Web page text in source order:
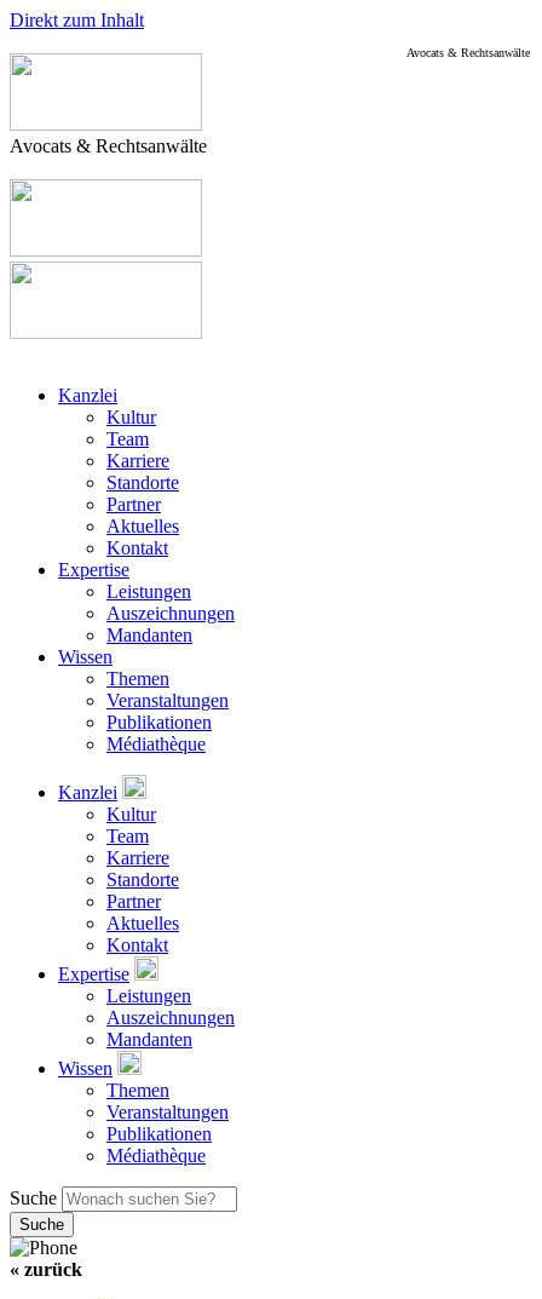
Direkt zum Inhalt
Avocats & Rechtsanwälte
Avocats & Rechtsanwälte
Kanzlei
Kultur
Team
Karriere
Standorte
Partner
Aktuelles
Kontakt
Expertise
Leistungen
Auszeichnungen
Mandanten
Wissen
Themen
Veranstaltungen
Publikationen
Médiathèque
Kanzlei
Kultur
Team
Karriere
Standorte
Partner
Aktuelles
Kontakt
Expertise
Leistungen
Auszeichnungen
Mandanten
Wissen
Themen
Veranstaltungen
Publikationen
Médiathèque
Suche
« zurück